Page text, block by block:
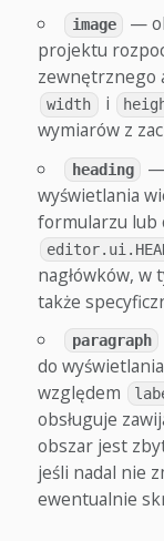
image
—
projektu
zewnętrznego
width i
wymiarów z
heading
—
wyświetlania
formularzu lub
nagłówków, w
także
paragraph
do
względem
obsługuje
obszar jest
jeśli nadal nie
ewentualnie